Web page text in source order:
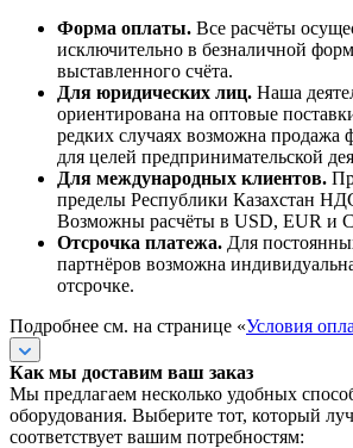
Форма оплаты. Все расчёты
исключительно в безналичной
выставленного счёта.
Для юридических лиц. Наша
ориентирована на оптовые
редких случаях возможна продажа
для целей предпринимательской
Для международных клиентов.
пределы Республики Казахстан
Возможны расчёты в USD, EUR и
Отсрочка платежа. Для
партнёров возможна
отсрочке.
Подробнее см. на странице «Условия
Как мы доставим ваш заказ
Мы предлагаем несколько удобных
оборудования. Выберите тот, который
соответствует вашим потребностям: